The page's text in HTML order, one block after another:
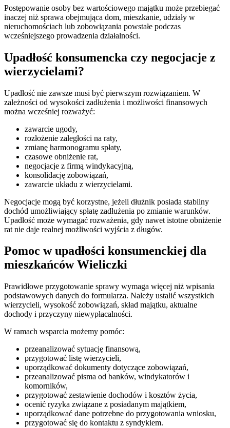
Postępowanie osoby bez wartościowego majątku może przebiegać
inaczej niż sprawa obejmująca dom, mieszkanie, udziały w
nieruchomościach lub zobowiązania powstałe podczas
wcześniejszego prowadzenia działalności.
Upadłość konsumencka czy negocjacje z
wierzycielami?
Upadłość nie zawsze musi być pierwszym rozwiązaniem. W
zależności od wysokości zadłużenia i możliwości finansowych
można wcześniej rozważyć:
zawarcie ugody,
rozłożenie zaległości na raty,
zmianę harmonogramu spłaty,
czasowe obniżenie rat,
negocjacje z firmą windykacyjną,
konsolidację zobowiązań,
zawarcie układu z wierzycielami.
Negocjacje mogą być korzystne, jeżeli dłużnik posiada stabilny
dochód umożliwiający spłatę zadłużenia po zmianie warunków.
Upadłość może wymagać rozważenia, gdy nawet istotne obniżenie
rat nie daje realnej możliwości wyjścia z długów.
Pomoc w upadłości konsumenckiej dla
mieszkańców Wieliczki
Prawidłowe przygotowanie sprawy wymaga więcej niż wpisania
podstawowych danych do formularza. Należy ustalić wszystkich
wierzycieli, wysokość zobowiązań, skład majątku, aktualne
dochody i przyczyny niewypłacalności.
W ramach wsparcia możemy pomóc:
przeanalizować sytuację finansową,
przygotować listę wierzycieli,
uporządkować dokumenty dotyczące zobowiązań,
przeanalizować pisma od banków, windykatorów i
komorników,
przygotować zestawienie dochodów i kosztów życia,
ocenić ryzyka związane z posiadanym majątkiem,
uporządkować dane potrzebne do przygotowania wniosku,
przygotować się do kontaktu z syndykiem.